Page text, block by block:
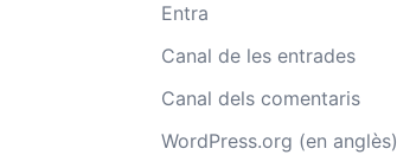
Entra
Canal de les entrades
Canal dels comentaris
WordPress.org (en anglès)